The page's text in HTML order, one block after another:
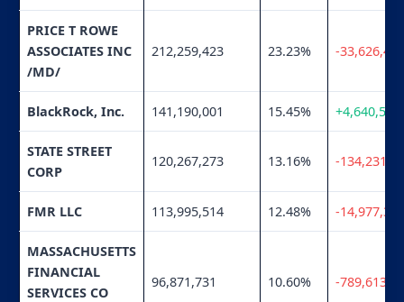
PRICE T ROWE
ASSOCIATES INC
/MD/
212,259,423 23.23% -33,626,495
BlackRock, Inc. 141,190,001 15.45% +4,640,599
STATE STREET
CORP
120,267,273 13.16% -134,231
FMR LLC 113,995,514 12.48% -14,977,305
MASSACHUSETTS
FINANCIAL
SERVICES CO
96,871,731 10.60% -789,613